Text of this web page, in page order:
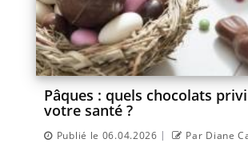
Pâques : quels chocolats
votre santé ?
Publié le 06.04.2026 | Par Diane